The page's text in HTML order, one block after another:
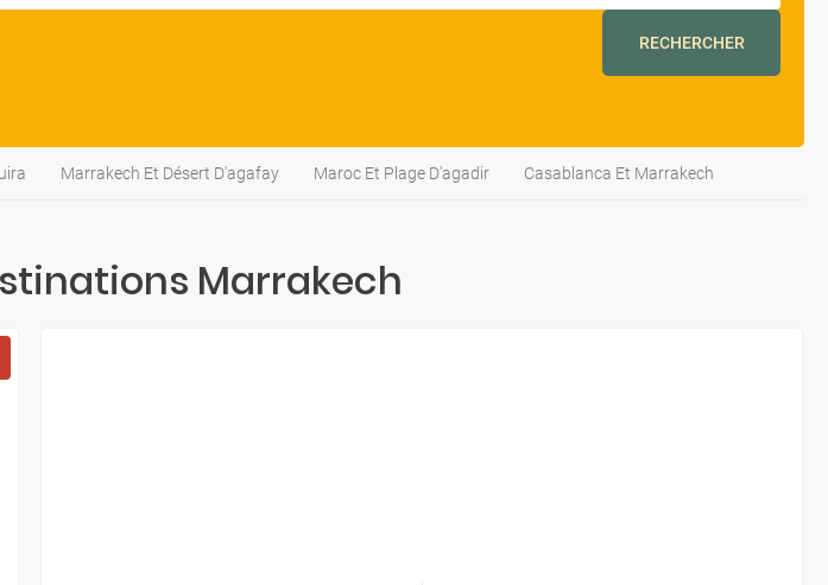
RECHERCHER
Marrakech Et Désert D'agafay Maroc Et Plage D'agadir Casablanca Et Marrakech
Marrakech